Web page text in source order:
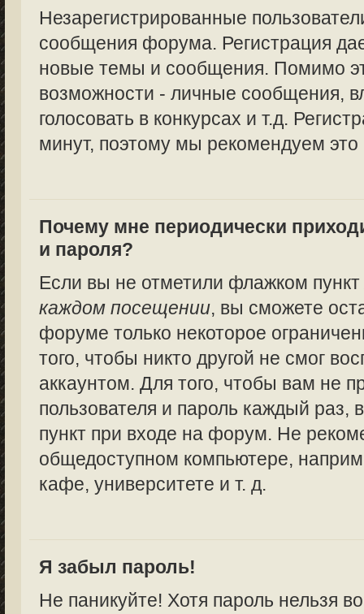
Незарегистрированные
сообщения форума. Регистрация
новые темы и сообщения. Помимо
возможности - личные сообщения,
голосовать в конкурсах и т.д.
минут, поэтому мы рекомендуем это
Почему мне периодически
и пароля?
Если вы не отметили флажком
каждом посещении, вы сможете
форуме только некоторое
того, чтобы никто другой не смог
аккаунтом. Для того, чтобы вам не
пользователя и пароль каждый
пункт при входе на форум. Не
общедоступном компьютере,
кафе, университете и т. д.
Я забыл пароль!
Не паникуйте! Хотя пароль нельзя